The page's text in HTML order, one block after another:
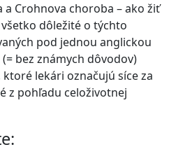
Crohnova choroba – ako žiť
dôležité o týchto
pod jednou anglickou
bez známych dôvodov)
lekári označujú síce za
z pohľadu celoživotnej